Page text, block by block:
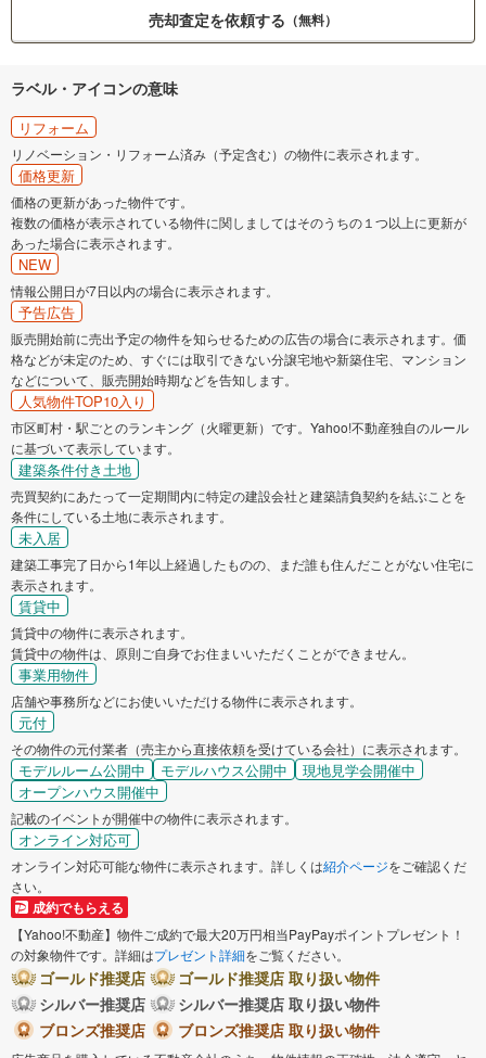
売却査定を依頼する （無料）
ラベル・アイコンの意味
リフォーム
リノベーション・リフォーム済み（予定含む）の物件に表示されます。
価格更新
価格の更新があった物件です。
複数の価格が表示されている物件に関しましてはそのうちの１つ以上に更新が
あった場合に表示されます。
NEW
情報公開日が7日以内の場合に表示されます。
予告広告
販売開始前に売出予定の物件を知らせるための広告の場合に表示されます。価
格などが未定のため、すぐには取引できない分譲宅地や新築住宅、マンション
などについて、販売開始時期などを告知します。
人気物件TOP10入り
市区町村・駅ごとのランキング（火曜更新）です。Yahoo!不動産独自のルール
に基づいて表示しています。
建築条件付き土地
売買契約にあたって一定期間内に特定の建設会社と建築請負契約を結ぶことを
条件にしている土地に表示されます。
未入居
建築工事完了日から1年以上経過したものの、まだ誰も住んだことがない住宅に
表示されます。
賃貸中
賃貸中の物件に表示されます。
賃貸中の物件は、原則ご自身でお住まいいただくことができません。
事業用物件
店舗や事務所などにお使いいただける物件に表示されます。
元付
その物件の元付業者（売主から直接依頼を受けている会社）に表示されます。
モデルルーム公開中 モデルハウス公開中
現地見学会開催中
オープンハウス開催中
記載のイベントが開催中の物件に表示されます。
オンライン対応可
オンライン対応可能な物件に表示されます。詳しくは紹介ページをご確認くだ
さい。
成約でもらえる
【Yahoo!不動産】物件ご成約で最大20万円相当PayPayポイントプレゼント！
の対象物件です。詳細はプレゼント詳細をご覧ください。
ゴールド推奨店
ゴールド推奨店 取り扱い物件
シルバー推奨店
シルバー推奨店 取り扱い物件
ブロンズ推奨店
ブロンズ推奨店 取り扱い物件